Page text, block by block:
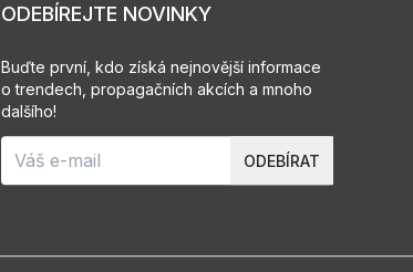
ODEBÍREJTE NOVINKY
Buďte první, kdo získá nejnovější informace
o trendech, propagačních akcích a mnoho
dalšího!
ODEBÍRAT